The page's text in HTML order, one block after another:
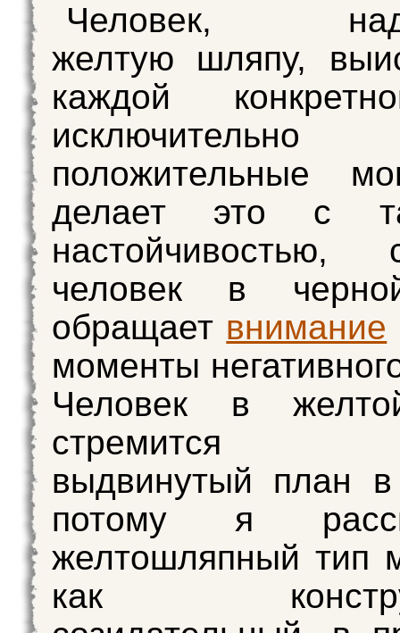
Человек,
желтую шляпу,
каждой
исключительно
положительные
делает это с
человек в
обращает внимание
моменты
Человек в
стремится
выдвинутый план
потому я
желтошляпный тип
как